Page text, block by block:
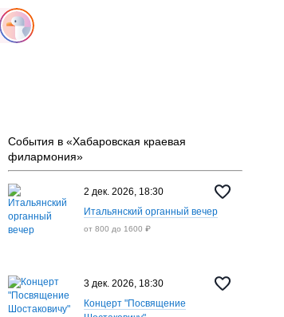
События в «Хабаровская краевая
филармония»
2 дек. 2026, 18:30
Итальянский органный вечер
от 800 до 1600 ₽
3 дек. 2026, 18:30
Концерт "Посвящение